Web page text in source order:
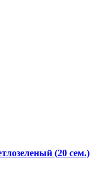
(20 сем.)